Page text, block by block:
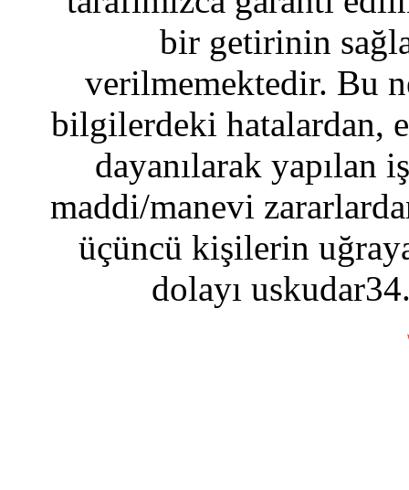
bir getirinin
verilmemektedir. Bu
bilgilerdeki hatalardan,
dayanılarak yapılan
maddi/manevi
üçüncü kişilerin
dolayı